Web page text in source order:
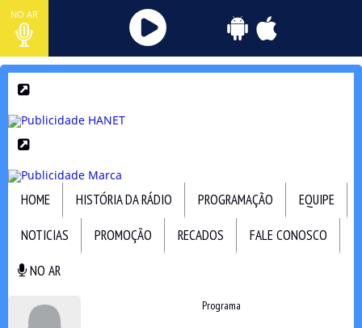
NO AR
HOME HISTÓRIA DA RÁDIO PROGRAMAÇÃO
EQUIPE
NOTICIAS
PROMOÇÃO RECADOS
FALE CONOSCO
NO AR
Programa